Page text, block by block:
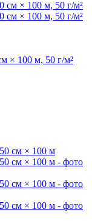
× 100 м, 50 г/м²